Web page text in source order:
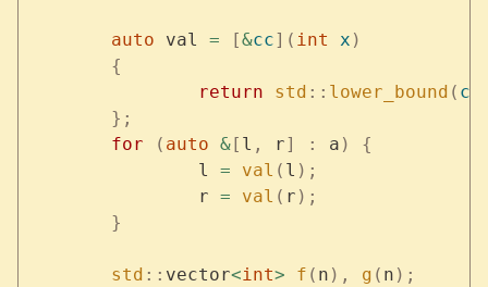
	auto
val = [&cc]( int x )
	{
		return
std :: lower_bound ( cc
	};
	for
( auto &[ l , r] : a )
{
		l
= val ( l );
		r
= val ( r );
	}
	std
:: vector<int> f ( n ), g ( n );